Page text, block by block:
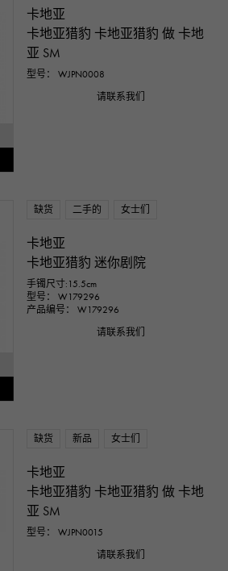
卡地亚
卡地亚猎豹 卡地亚猎豹 做 卡地
亚 SM
型号： WJPN0008
请联系我们
缺货 二手的 女士们
卡地亚
卡地亚猎豹 迷你剧院
手镯尺寸:15.5cm
型号： W179296
产品编号： W179296
请联系我们
缺货 新品 女士们
卡地亚
卡地亚猎豹 卡地亚猎豹 做 卡地
亚 SM
型号： WJPN0015
请联系我们